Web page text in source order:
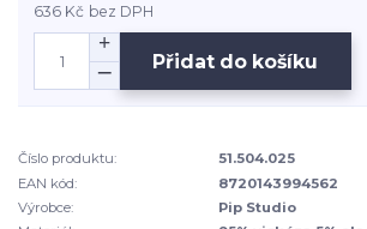
636 Kč bez DPH
Přidat do košíku
Číslo produktu:
51.504.025
EAN kód:
8720143994562
Výrobce:
Pip Studio